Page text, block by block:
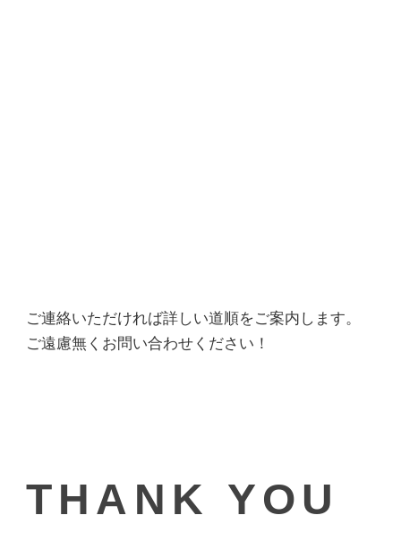
ご連絡いただければ詳しい道順をご案内します。
ご遠慮無くお問い合わせください！
THANK YOU